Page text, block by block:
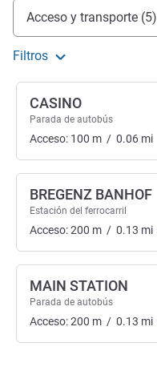
Acceso y transporte
Acceso y transporte (5)
Filtros
CASINO
Parada de autobús
Acceso: 100 m / 0.06 mi
BREGENZ BANHOF
Estación del ferrocarril
Acceso:200 m / 0.13 mi
MAIN STATION
Parada de autobús
Acceso:200 m / 0.13 mi